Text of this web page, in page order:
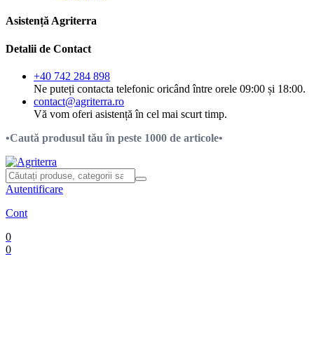
Asistență Agriterra
Detalii de Contact
+40 742 284 898
Ne puteți contacta telefonic oricând între orele 09:00 și 18:00.
contact@agriterra.ro
Vă vom oferi asistență în cel mai scurt timp.
•Caută produsul tău în peste 1000 de articole•
Autentificare
Cont
0
0